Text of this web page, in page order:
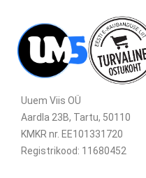
Uuem Viis OÜ
Aardla 23B, Tartu, 50110
KMKR nr. EE101331720
Registrikood: 11680452